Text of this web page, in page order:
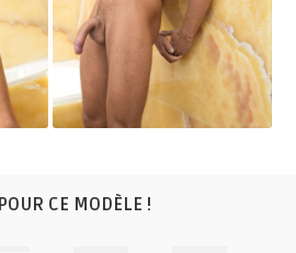
CE MODÈLE !